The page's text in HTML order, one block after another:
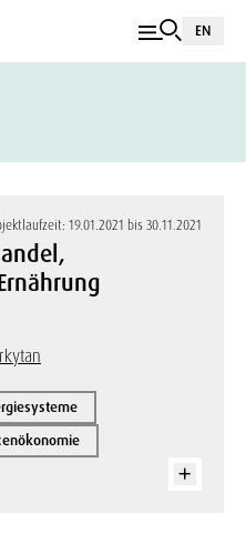
EN
19.01.2021 bis 30.11.2021